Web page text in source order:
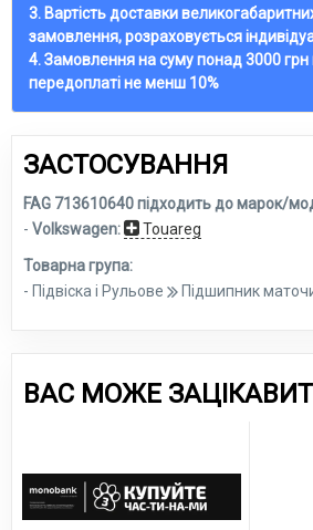
3. Вартість доставки
замовлення, розраховується
4. Замовлення на суму понад 3000
передоплаті не менш 10%
ЗАСТОСУВАННЯ
FAG 713610640 підходить до марок/
- Volkswagen: Touareg
Товарна група:
- Підвіска і Рульове
Підшипник
ВАС МОЖЕ